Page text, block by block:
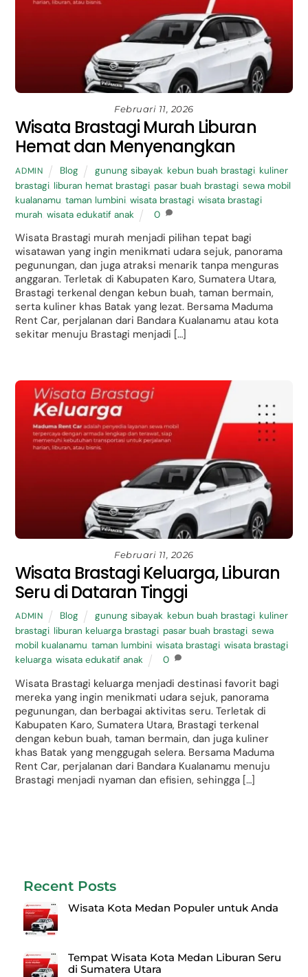
Februari 11, 2026
Wisata Brastagi Murah Liburan
Hemat dan Menyenangkan
ADMIN Blog gunung sibayak, kebun buah brastagi, kuliner
brastagi liburan hemat brastagi pasar buah brastagi ,sewa mobil
kualanamu ,taman lumbini ,wisata brastagi ,wisata brastagi
murah ,wisata edukatif anak 0
Wisata Brastagi murah menjadi pilihan tepat bagi
wisatawan yang ingin menikmati udara sejuk, panorama
pegunungan, dan juga atraksi menarik tanpa menguras
anggaran. Terletak di Kabupaten Karo, Sumatera Utara,
Brastagi terkenal dengan kebun buah, taman bermain,
serta kuliner khas Batak yang lezat. Bersama Maduma
Rent Car, perjalanan dari Bandara Kualanamu atau kota
sekitar menuju Brastagi menjadi […]
Februari 11, 2026
Wisata Brastagi Keluarga, Liburan
Seru di Dataran Tinggi
ADMIN Blog gunung sibayak, kebun buah brastagi, kuliner
brastagi liburan keluarga brastagi pasar buah brastagi ,sewa
mobil kualanamu ,taman lumbini ,wisata brastagi ,wisata brastagi
keluarga ,wisata edukatif anak 0
Wisata Brastagi keluarga menjadi destinasi favorit bagi
mereka yang ingin menikmati udara sejuk, panorama
pegunungan, dan berbagai aktivitas seru. Terletak di
Kabupaten Karo, Sumatera Utara, Brastagi terkenal
dengan kebun buah, taman bermain, dan juga kuliner
khas Batak yang menggugah selera. Bersama Maduma
Rent Car, perjalanan dari Bandara Kualanamu menuju
Brastagi menjadi nyaman dan efisien, sehingga […]
Recent Posts
Wisata Kota Medan Populer untuk Anda
Tempat Wisata Kota Medan Liburan Seru
di Sumatera Utara